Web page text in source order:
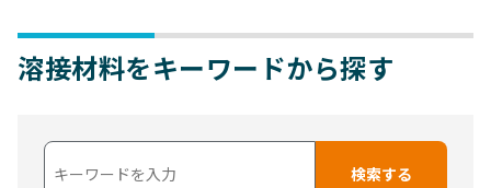
溶接材料をキーワードから探す